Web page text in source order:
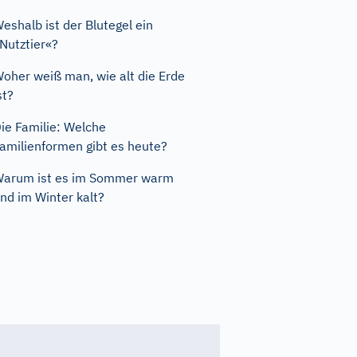
ist der Blutegel ein
weiß man, wie alt die Erde
Familie: Welche
gibt es heute?
ist es im Sommer warm
im Winter kalt?